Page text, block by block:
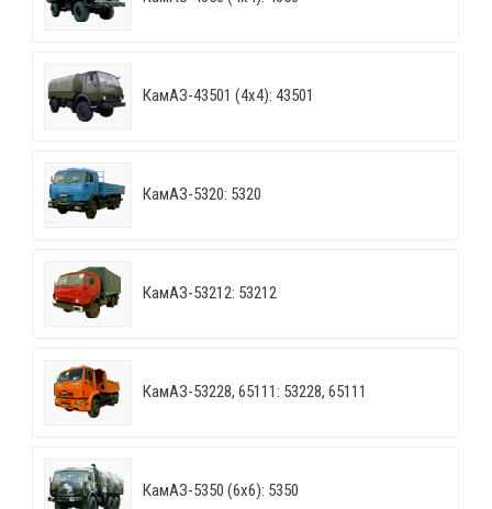
КамАЗ-43501 (4х4): 43501
КамАЗ-5320: 5320
КамАЗ-53212: 53212
КамАЗ-53228, 65111: 53228, 65111
КамАЗ-5350 (6х6): 5350